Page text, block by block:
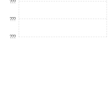
???
???
???